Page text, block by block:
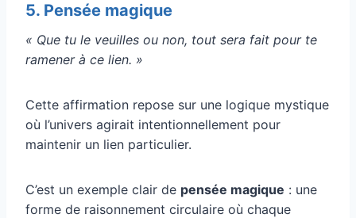
5. Pensée magique
« Que tu le veuilles ou non, tout sera fait pour te
ramener à ce lien. »
Cette affirmation repose sur une logique mystique
où l’univers agirait intentionnellement pour
maintenir un lien particulier.
C’est un exemple clair de pensée magique : une
forme de raisonnement circulaire où chaque